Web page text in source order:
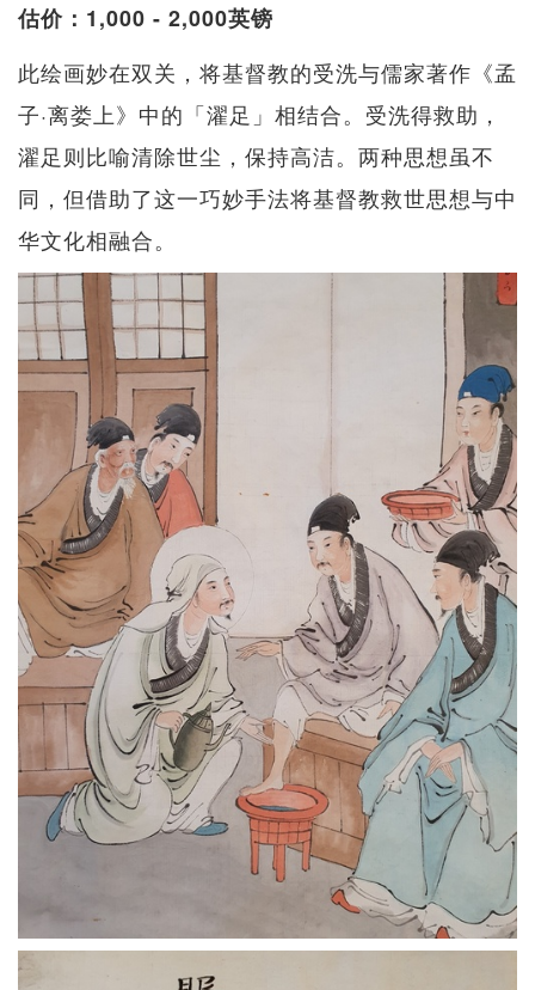
估价：1,000 - 2,000英镑
此绘画妙在双关，将基督教的受洗与儒家著作《孟
子·离娄上》中的「濯足」相结合。受洗得救助，
濯足则比喻清除世尘，保持高洁。两种思想虽不
同，但借助了这一巧妙手法将基督教救世思想与中
华文化相融合。